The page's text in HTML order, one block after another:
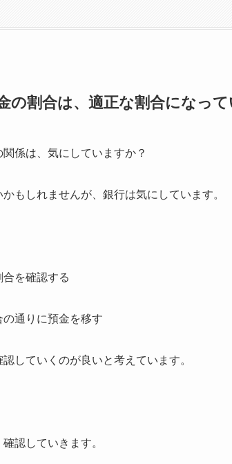
の割合は、適正な割合になって
係は、気にしていますか？
もしれませんが、銀行は気にしています。
合を確認する
の通りに預金を移す
していくのが良いと考えています。
認していきます。